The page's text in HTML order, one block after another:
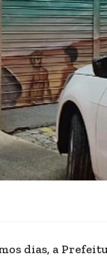
dias, a